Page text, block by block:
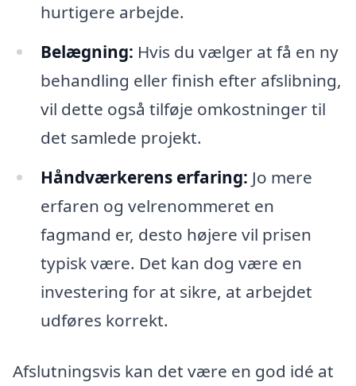
hurtigere arbejde.
Belægning: Hvis du vælger at få en ny
behandling eller finish efter afslibning,
vil dette også tilføje omkostninger til
det samlede projekt.
Håndværkerens erfaring: Jo mere
erfaren og velrenommeret en
fagmand er, desto højere vil prisen
typisk være. Det kan dog være en
investering for at sikre, at arbejdet
udføres korrekt.
Afslutningsvis kan det være en god idé at